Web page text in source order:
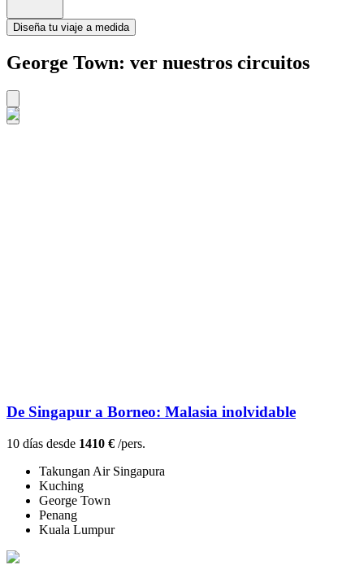
Diseña tu viaje a medida
George Town: ver nuestros circuitos
De Singapur a Borneo: Malasia inolvidable
10 días desde 1410 € /pers.
Takungan Air Singapura
Kuching
George Town
Penang
Kuala Lumpur